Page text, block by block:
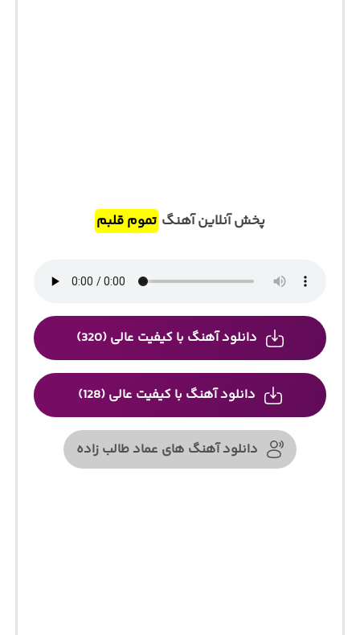
پخش آنلاین آهنگ تموم قلبم
دانلود آهنگ با کیفیت عالی (320)
دانلود آهنگ با کیفیت عالی (128)
دانلود آهنگ های عماد طالب زاده